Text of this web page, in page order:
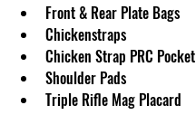
Front & Rear Plate Bags
Chickenstraps
Chicken Strap PRC Pocket
Shoulder Pads
Triple Rifle Mag Placard